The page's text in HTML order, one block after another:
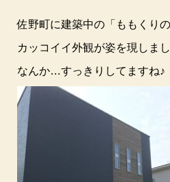
佐野町に建築中の「ももくり
カッコイイ外観が姿を現しま
なんか…すっきりしてますね♪